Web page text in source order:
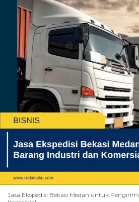
Jasa Ekspedisi Bekasi Medan untuk